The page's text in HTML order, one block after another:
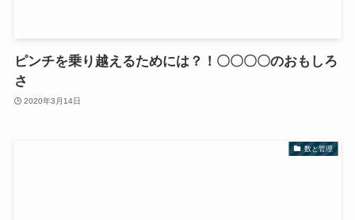
ピンチを乗り越えるためには？！〇〇〇〇のおもしろ
さ
2020年3月14日
数と管理